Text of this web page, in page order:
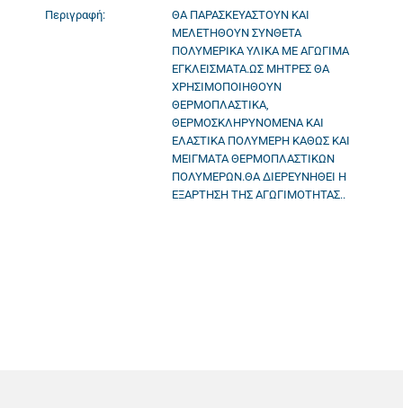
Περιγραφή:
ΘΑ ΠΑΡΑΣΚΕΥΑΣΤΟΥΝ ΚΑΙ
ΜΕΛΕΤΗΘΟΥΝ ΣΥΝΘΕΤΑ
ΠΟΛΥΜΕΡΙΚΑ ΥΛΙΚΑ ΜΕ ΑΓΩΓΙΜΑ
ΕΓΚΛΕΙΣΜΑΤΑ.ΩΣ ΜΗΤΡΕΣ ΘΑ
ΧΡΗΣΙΜΟΠΟΙΗΘΟΥΝ
ΘΕΡΜΟΠΛΑΣΤΙΚΑ,
ΘΕΡΜΟΣΚΛΗΡΥΝΟΜΕΝΑ ΚΑΙ
ΕΛΑΣΤΙΚΑ ΠΟΛΥΜΕΡΗ ΚΑΘΩΣ ΚΑΙ
ΜΕΙΓΜΑΤΑ ΘΕΡΜΟΠΛΑΣΤΙΚΩΝ
ΠΟΛΥΜΕΡΩΝ.ΘΑ ΔΙΕΡΕΥΝΗΘΕΙ Η
ΕΞΑΡΤΗΣΗ ΤΗΣ ΑΓΩΓΙΜΟΤΗΤΑΣ..